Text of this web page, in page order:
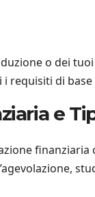
o dei
i requisiti di
e
finanziaria